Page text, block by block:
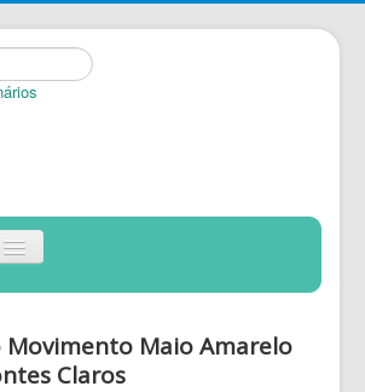
Alternar
Navegação
GRATUIDADE
Maio Amarelo
Claros